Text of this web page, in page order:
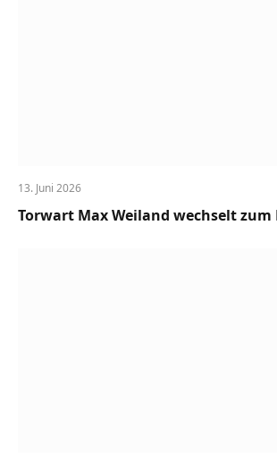
13. Juni 2026
Torwart Max Weiland wechselt zum